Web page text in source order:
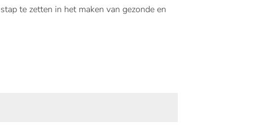
te zetten in het maken van gezonde en